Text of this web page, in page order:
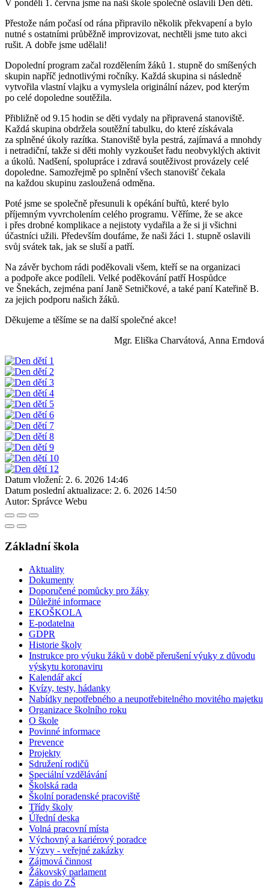
V pondělí 1. června jsme na naší škole společně oslavili Den dětí.
Přestože nám počasí od rána připravilo několik překvapení a bylo
nutné s ostatními průběžně improvizovat, nechtěli jsme tuto akci
rušit. A dobře jsme udělali!
Dopolední program začal rozdělením žáků 1. stupně do smíšených
skupin napříč jednotlivými ročníky. Každá skupina si následně
vytvořila vlastní vlajku a vymyslela originální název, pod kterým
po celé dopoledne soutěžila.
Přibližně od 9.15 hodin se děti vydaly na připravená stanoviště.
Každá skupina obdržela soutěžní tabulku, do které získávala
za splněné úkoly razítka. Stanoviště byla pestrá, zajímavá a mnohdy
i netradiční, takže si děti mohly vyzkoušet řadu neobvyklých aktivit
a úkolů. Nadšení, spolupráce i zdravá soutěživost provázely celé
dopoledne. Samozřejmě po splnění všech stanovišť čekala
na každou skupinu zasloužená odměna.
Poté jsme se společně přesunuli k opékání buřtů, které bylo
příjemným vyvrcholením celého programu. Věříme, že se akce
i přes drobné komplikace a nejistoty vydařila a že si ji všichni
účastníci užili. Především doufáme, že naši žáci 1. stupně oslavili
svůj svátek tak, jak se sluší a patří.
Na závěr bychom rádi poděkovali všem, kteří se na organizaci
a podpoře akce podíleli. Velké poděkování patří Hospůdce
ve Šnekách, zejména paní Janě Setničkové, a také paní Kateřině B.
za jejich podporu našich žáků.
Děkujeme a těšíme se na další společné akce!
Mgr. Eliška Charvátová, Anna Erndová
Datum vložení: 2. 6. 2026 14:46
Datum poslední aktualizace: 2. 6. 2026 14:50
Autor: Správce Webu
Základní škola
Aktuality
Dokumenty
Doporučené pomůcky pro žáky
Důležité informace
EKOŠKOLA
E-podatelna
GDPR
Historie školy
Instrukce pro výuku žáků v době přerušení výuky z důvodu
výskytu koronaviru
Kalendář akcí
Kvízy, testy, hádanky
Nabídky nepotřebného a neupotřebitelného movitého majetku
Organizace školního roku
O škole
Povinné informace
Prevence
Projekty
Sdružení rodičů
Speciální vzdělávání
Školská rada
Školní poradenské pracoviště
Třídy školy
Úřední deska
Volná pracovní místa
Výchovný a kariérový poradce
Výzvy - veřejné zakázky
Zájmová činnost
Žákovský parlament
Zápis do ZŠ